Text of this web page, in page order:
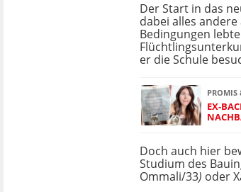
Der Start in das
dabei alles
Bedingungen
er die Schule
PROMIS
EX-
Doch auch hier
Studium des
Ommali/33) oder